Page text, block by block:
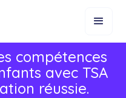
compétences
avec TSA
réussie.